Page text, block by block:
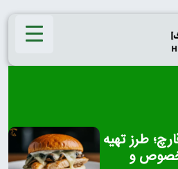
طرز تهیه
و